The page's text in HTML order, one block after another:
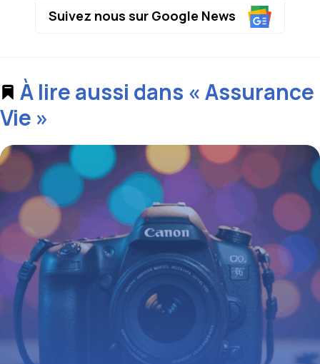
Suivez nous sur Google News
À lire aussi dans « Assurance
Vie »